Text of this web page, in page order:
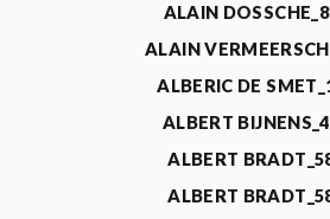
ALAIN
ALAIN
ALBERIC DE
ALBERT
ALBERT
ALBERT